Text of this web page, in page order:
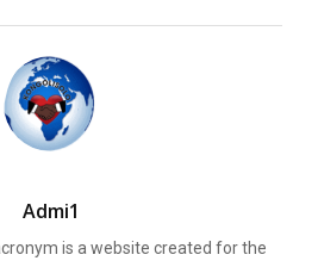
Admi1
is a website created for the